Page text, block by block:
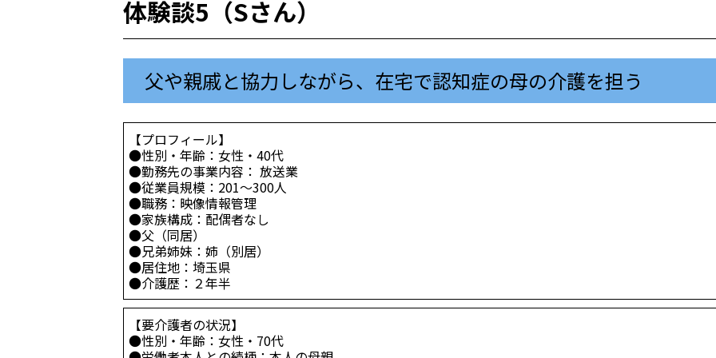
体験談5（Sさん）
父や親戚と協力しながら、在宅で認知症の母の介護を担う
【プロフィール】
●性別・年齢：女性・40代
●勤務先の事業内容： 放送業
●従業員規模：201～300人
●職務：映像情報管理
●家族構成：配偶者なし
●父（同居）
●兄弟姉妹：姉（別居）
●居住地：埼玉県
●介護歴：２年半
【要介護者の状況】
●性別・年齢：女性・70代